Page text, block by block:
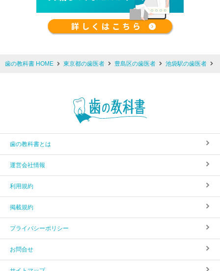
歯の教科書 HOME 東京都の歯医者 豊島区の歯医者 池袋駅の歯医者
歯の教科書とは
運営会社情報
利用規約
掲載規約
プライバシーポリシー
お問合せ